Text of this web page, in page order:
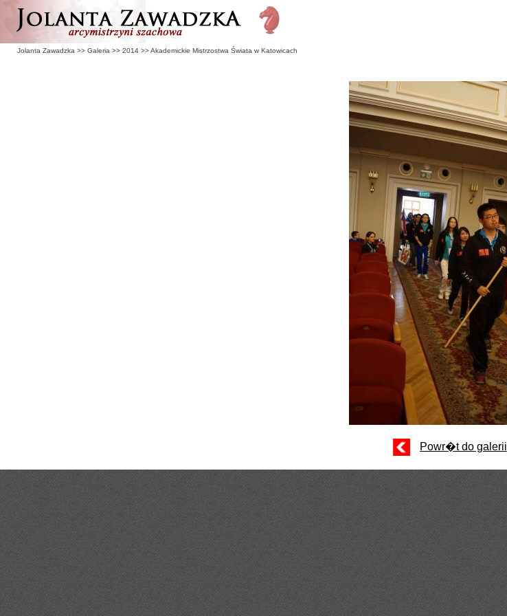
Jolanta Zawadzka >> Galeria >> 2014 >>Akademickie Mistrzostwa Świata w Katowicach
Powr�t do galerii